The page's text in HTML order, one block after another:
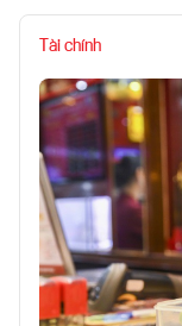
Tài chính